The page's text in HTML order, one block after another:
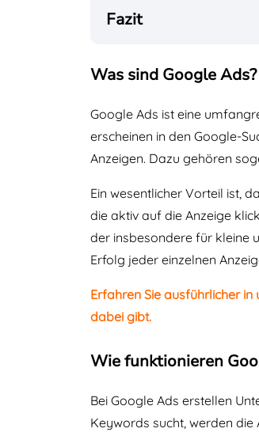
Fazit
Was sind Google Ads?
Google Ads ist eine
erscheinen in den Google-
Anzeigen. Dazu gehören
Ein wesentlicher Vorteil ist,
die aktiv auf die Anzeige
der insbesondere für kleine
Erfolg jeder einzelnen
Erfahren Sie ausführlicher in
dabei gibt.
Wie funktionieren
Bei Google Ads erstellen
Keywords sucht, werden